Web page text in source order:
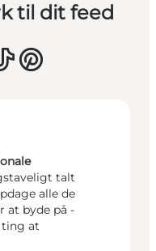
til dit feed
talt
alle de
at byde på -
ting at